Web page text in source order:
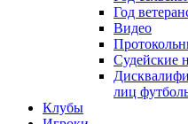
Год
Видео
Судейские
лиц
Клубы